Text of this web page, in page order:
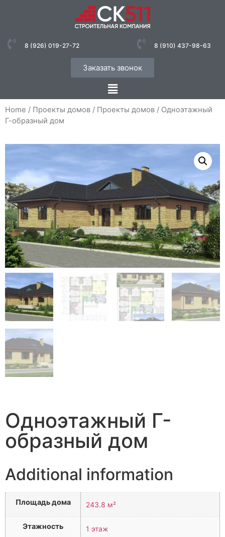
8 (926) 019-27-72 8 (910) 437-98-63
Заказать звонок
Home / Проекты домов / Проекты домов / Одноэтажный
Г-образный дом
Одноэтажный Г-
образный дом
Additional information
Площадь дома 243.8 м²
Этажность 1 этаж